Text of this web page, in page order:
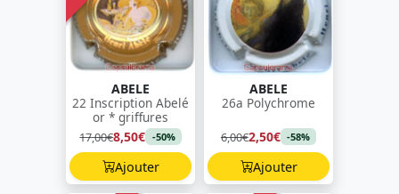
ABELE
22 Inscription Abelé
or * griffures
17,00€8,50€ -50%
Ajouter
ABELE
26a Polychrome
6,00€2,50€ -58%
Ajouter